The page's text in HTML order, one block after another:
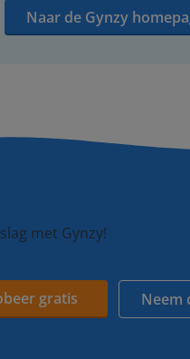
Naar de Gynzy
met Gynzy!
gratis Neem